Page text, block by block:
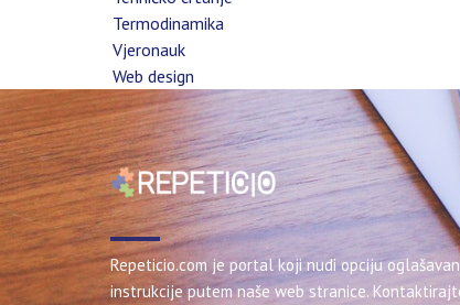
Termodinamika
Vjeronauk
Web design
Repeticio.com je portal koji nudi opciju
instrukcije putem naše web stranice.